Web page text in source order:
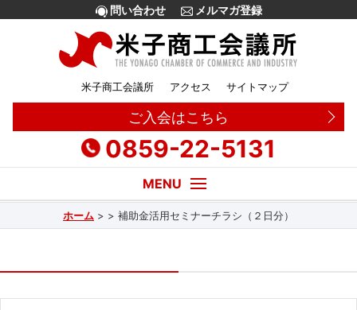
問い合わせ メルマガ登録
米子商工会議所 アクセス サイトマップ
ご入会はこちら
0859-22-5131
経営・創業相談
ホーム > > 補助金活用セミナーチラシ（２日分）